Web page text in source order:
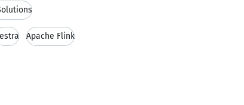
Apache Flink